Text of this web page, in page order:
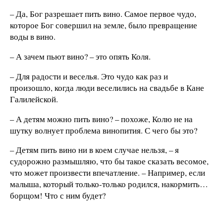
– Да, Бог разрешает пить вино. Самое первое чудо,
которое Бог совершил на земле, было превращение
воды в вино.
– А зачем пьют вино? – это опять Коля.
– Для радости и веселья. Это чудо как раз и
произошло, когда люди веселились на свадьбе в Кане
Галилейской.
– А детям можно пить вино? – похоже, Колю не на
шутку волнует проблема винопития. С чего бы это?
– Детям пить вино ни в коем случае нельзя, – я
судорожно размышляю, что бы такое сказать весомое,
что может произвести впечатление. – Например, если
малыша, который только-только родился, накормить…
борщом! Что с ним будет?